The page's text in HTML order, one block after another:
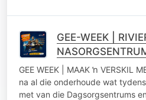
GEE-WEEK |
GEE WEEK | MAAK ŉ VERSKIL
na al die onderhoude wat
met van die Dagsorgsentrums